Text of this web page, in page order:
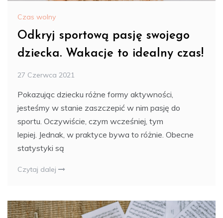
Czas wolny
Odkryj sportową pasję swojego
dziecka. Wakacje to idealny czas!
27 Czerwca 2021
Pokazując dziecku różne formy aktywności,
jesteśmy w stanie zaszczepić w nim pasję do
sportu. Oczywiście, czym wcześniej, tym
lepiej. Jednak, w praktyce bywa to różnie. Obecne
statystyki są
Czytaj dalej